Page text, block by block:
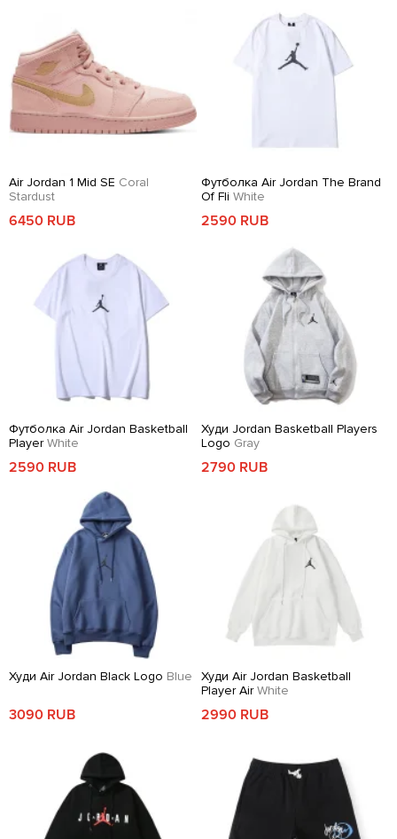
Air Jordan 1 Mid SE Coral
Stardust
6450 RUB
Футболка Air Jordan The Brand
Of Fli White
2590 RUB
Футболка Air Jordan Basketball
PlayerWhite
2590 RUB
Худи Jordan Basketball Players
Logo Gray
2790 RUB
Худи Air Jordan Black Logo Blue
3090 RUB
Худи Air Jordan Basketball
Player AirWhite
2990 RUB